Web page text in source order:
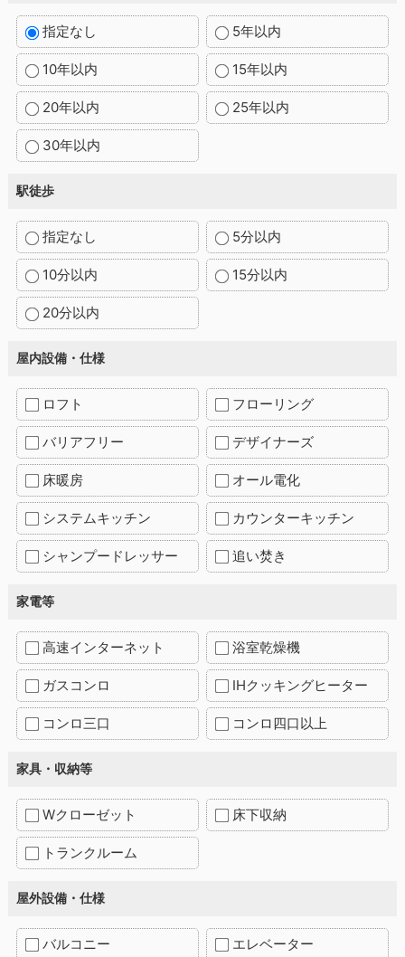
指定なし 5年以内
10年以内 15年以内
20年以内 25年以内
30年以内
駅徒歩
指定なし 5分以内
10分以内 15分以内
20分以内
屋内設備・仕様
ロフト フローリング
バリアフリー デザイナーズ
床暖房 オール電化
システムキッチン カウンターキッチン
シャンプードレッサー 追い焚き
家電等
高速インターネット 浴室乾燥機
ガスコンロ IHクッキングヒーター
コンロ三口 コンロ四口以上
家具・収納等
Wクローゼット 床下収納
トランクルーム
屋外設備・仕様
バルコニー エレベーター